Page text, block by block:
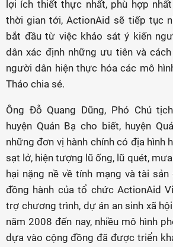
lợi ích thiết thực nhất, phù hợp
thời gian tới, ActionAid sẽ tiếp tục
bắt đầu từ việc khảo sát ý kiến
dân xác định những ưu tiên và
người dân hiện thực hóa các mô
Thảo chia sẻ.
Ông Đỗ Quang Dũng, Phó Chủ
huyện Quản Bạ cho biết, huyện
những đơn vị hành chính có địa hình
sạt lở, hiện tượng lũ ống, lũ quét,
hại nặng nề về tính mạng và tài
đồng hành của tổ chức ActionAid
trợ chương trình, dự án an sinh xã
năm 2008 đến nay, nhiều mô hình
dựa vào cộng đồng đã được triển